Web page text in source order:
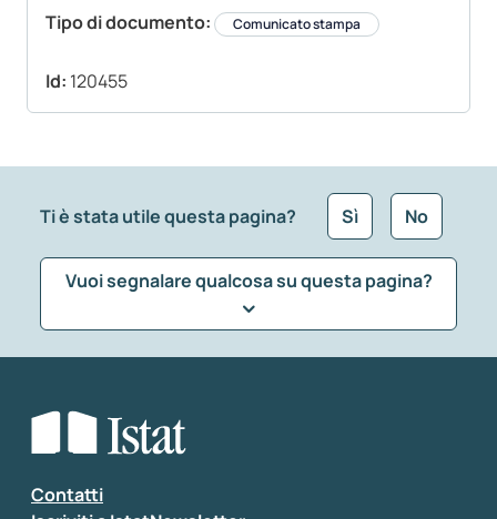
Tipo di documento: Comunicato stampa
Id: 120455
Ti è stata utile questa pagina? Sì No
Vuoi segnalare qualcosa su questa pagina?
Seleziona la tipologia della segnalazione
Inserisci il tuo commento
Contatti